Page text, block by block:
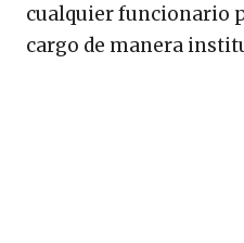
cualquier funcionario
cargo de manera